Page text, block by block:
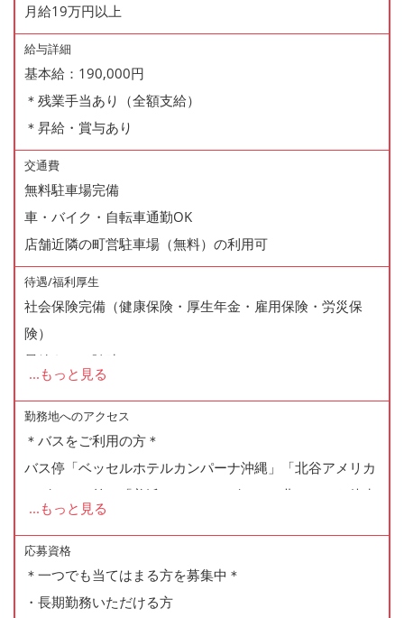
月給19万円以上
給与詳細
基本給：190,000円
＊残業手当あり（全額支給）
＊昇給・賞与あり
交通費
無料駐車場完備
車・バイク・自転車通勤OK
店舗近隣の町営駐車場（無料）の利用可
待遇/福利厚生
社会保険完備（健康保険・厚生年金・雇用保険・労災保
険）
昇給あり（随時）
賞与あり
残業手当あり
研修制度（OJT）
従業員割引あり（グループ全店の社割あり）
制服貸与
車・バイク通勤OK
... もっと見る
勤務地へのアクセス
＊バスをご利用の方＊
バス停「ベッセルホテルカンパーナ沖縄」「北谷アメリカ
ンビレッジ前」「美浜アメリカンビレッジ北口」から徒歩
3分
＊お車をご利用の方は近隣駐車場利用可＊
車通勤のスタッフ多数。在籍スタッフは、北谷町はじめ、
... もっと見る
応募資格
＊一つでも当てはまる方を募集中＊
・長期勤務いただける方